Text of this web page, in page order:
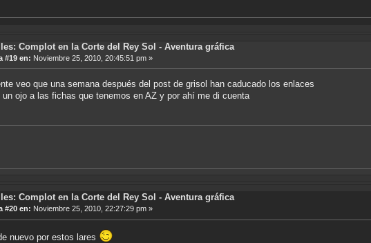
Complot en la Corte del Rey Sol - Aventura gráfica
#19 en: Noviembre 25, 2010, 20:45:51 pm »
veo que una semana después del post de grisol han caducado los enlaces
un ojo a las fichas que tenemos en AZ y por ahí me di cuenta
Complot en la Corte del Rey Sol - Aventura gráfica
#20 en: Noviembre 25, 2010, 22:27:29 pm »
nuevo por estos lares